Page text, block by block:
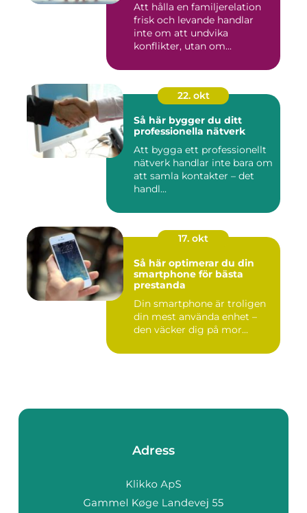
Att hålla en familjerelation
frisk och levande handlar
inte om att undvika
konflikter, utan om...
22. okt
Så här bygger du ditt
professionella nätverk
Att bygga ett professionellt
nätverk handlar inte bara om
att samla kontakter – det
handl...
17. okt
Så här optimerar du din
smartphone för bästa
prestanda
Din smartphone är troligen
din mest använda enhet –
den väcker dig på mor...
Adress